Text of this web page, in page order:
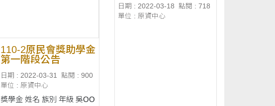
進而促使大眾省思並明瞭文
化差異....
110-2原民會獎助學金
第一階段公告
日期 : 2022-03-31
點閱 : 900
單位 : 原資中心
獎學金 姓名 族別 年級 吳OO
年海外志工交流沙
龍」,請鼓勵原住民身
日期 : 2022-03-18
點閱 : 718
單位 : 原資中心